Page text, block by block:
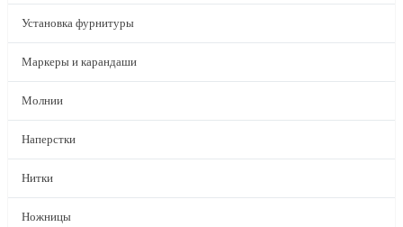
Установка фурнитуры
Маркеры и карандаши
Молнии
Наперстки
Нитки
Ножницы